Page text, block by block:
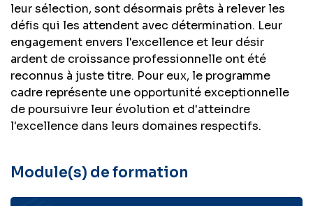
leur sélection, sont désormais prêts à relever les
défis qui les attendent avec détermination. Leur
engagement envers l'excellence et leur désir
ardent de croissance professionnelle ont été
reconnus à juste titre. Pour eux, le programme
cadre représente une opportunité exceptionnelle
de poursuivre leur évolution et d'atteindre
l'excellence dans leurs domaines respectifs.
Module(s) de formation